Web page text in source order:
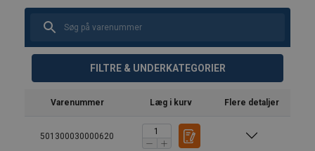
FILTRE & UNDERKATEGORIER
Varenummer Læg i kurv Flere detaljer
501300030000620